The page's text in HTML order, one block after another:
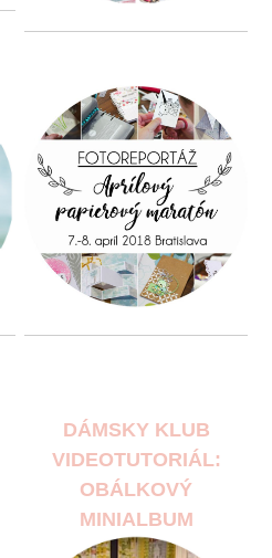
DÁMSKY KLUB
VIDEOTUTORIÁL:
OBÁLKOVÝ
MINIALBUM